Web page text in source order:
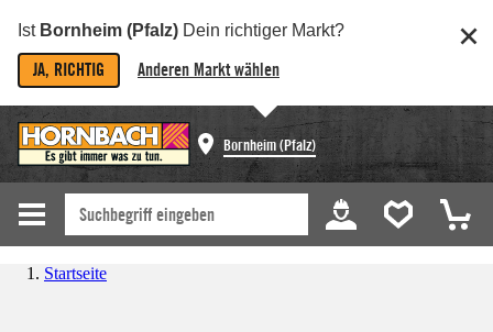
Ist Bornheim (Pfalz) Dein richtiger Markt?
JA, RICHTIG Anderen Markt wählen
Bornheim (Pfalz)
Startseite